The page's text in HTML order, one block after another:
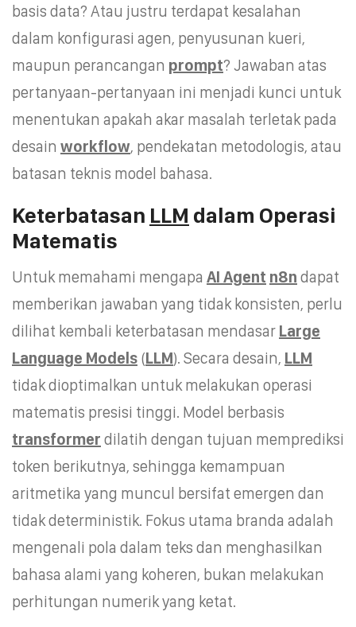
basis data? Atau justru terdapat kesalahan
dalam konfigurasi agen, penyusunan kueri,
maupun perancangan prompt? Jawaban atas
pertanyaan-pertanyaan ini menjadi kunci untuk
menentukan apakah akar masalah terletak pada
desain workflow, pendekatan metodologis, atau
batasan teknis model bahasa.
Keterbatasan LLM dalam Operasi
Matematis
Untuk memahami mengapa AI Agent n8n dapat
memberikan jawaban yang tidak konsisten, perlu
dilihat kembali keterbatasan mendasar Large
Language Models (LLM). Secara desain, LLM
tidak dioptimalkan untuk melakukan operasi
matematis presisi tinggi. Model berbasis
transformer dilatih dengan tujuan memprediksi
token berikutnya, sehingga kemampuan
aritmetika yang muncul bersifat emergen dan
tidak deterministik. Fokus utama branda adalah
mengenali pola dalam teks dan menghasilkan
bahasa alami yang koheren, bukan melakukan
perhitungan numerik yang ketat.